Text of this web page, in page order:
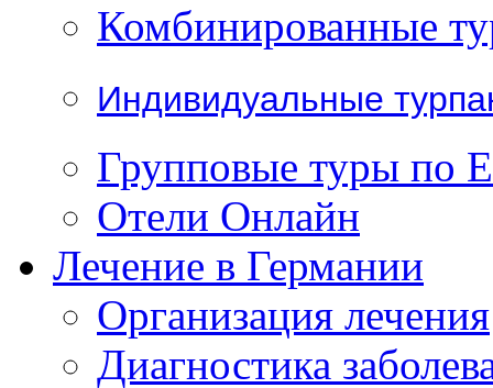
Комбинированные
Индивидуальные
Групповые туры по
Отели Онлайн
Лечение в Германии
Организация лечения
Диагностика